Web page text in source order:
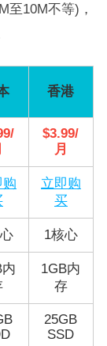
至10M不等)，
香港
$3.99/
月
购
立即购
买
1核心
内
1GB内
存
25GB
SSD